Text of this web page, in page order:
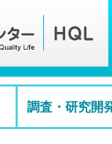
調査・研究開